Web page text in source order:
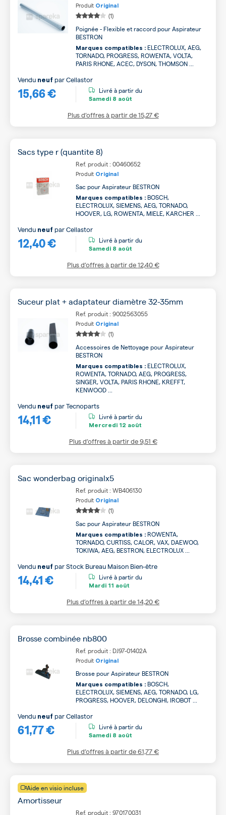
Produit Original
(1)
Poignée - Flexible et raccord pour Aspirateur
BESTRON
Marques compatibles : ELECTROLUX, AEG,
TORNADO, PROGRESS, ROWENTA, VOLTA,
PARIS RHONE, ACEC, DYSON, THOMSON ...
15,66 €
Vendu neuf parCellastor
Livré à partir du
Samedi 8 août
Plus d’offres à partir de15,27 €
Sacs type r (quantite 8)
Ref. produit : 00460652
Produit Original
Sac pour Aspirateur BESTRON
Marques compatibles : BOSCH,
ELECTROLUX, SIEMENS, AEG, TORNADO,
HOOVER, LG, ROWENTA, MIELE, KARCHER ...
12,40 €
Vendu neuf parCellastor
Livré à partir du
Samedi 8 août
Plus d’offres à partir de12,40 €
Suceur plat + adaptateur diamètre 32-35mm
Ref. produit : 9002563055
Produit Original
(1)
Accessoires de Nettoyage pour Aspirateur
BESTRON
Marques compatibles : ELECTROLUX,
ROWENTA, TORNADO, AEG, PROGRESS,
SINGER, VOLTA, PARIS RHONE, KREFFT,
KENWOOD ...
14,11 €
Vendu neuf parTecnoparts
Livré à partir du
Mercredi 12 août
Plus d’offres à partir de9,51 €
Sac wonderbag originalx5
Ref. produit : WB406130
Produit Original
(1)
Sac pour Aspirateur BESTRON
Marques compatibles : ROWENTA,
TORNADO, CURTISS, CALOR, VAX, DAEWOO,
TOKIWA, AEG, BESTRON, ELECTROLUX ...
14,41 €
Vendu neuf parStock Bureau Maison Bien-être
Livré à partir du
Mardi 11 août
Plus d’offres à partir de14,20 €
Brosse combinée nb800
Ref. produit : DJ97-01402A
Produit Original
Brosse pour Aspirateur BESTRON
Marques compatibles : BOSCH,
ELECTROLUX, SIEMENS, AEG, TORNADO, LG,
PROGRESS, HOOVER, DELONGHI, IROBOT ...
61,77 €
Vendu neuf parCellastor
Livré à partir du
Samedi 8 août
Plus d’offres à partir de61,77 €
Aide en visio incluse
Amortisseur
Ref. produit : 970170031